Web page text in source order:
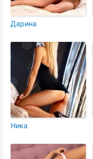
Дарина
Ника